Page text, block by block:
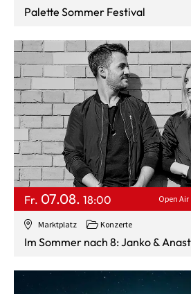
Palette Sommer Festival
Marktplatz Konzerte
Fr. 07.08. 18:00 Open Air
Im Sommer nach 8: Janko &